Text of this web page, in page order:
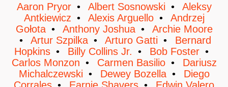
Aaron Pryor Albert Sosnowski
Aleksy
Antkiewicz
Alexis Arguello
Andrzej
Gołota
Anthony Joshua
Archie Moore
Artur Szpilka
Arturo Gatti
Bernard
Hopkins
Billy Collins Jr.
Bob Foster
Carlos Monzon
Carmen Basilio
Dariusz
Michalczewski
Dewey Bozella
Diego